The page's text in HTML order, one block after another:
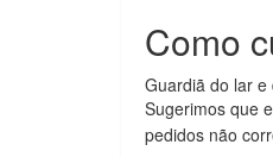
Como
Guardiã do lar
Sugerimos que
pedidos não